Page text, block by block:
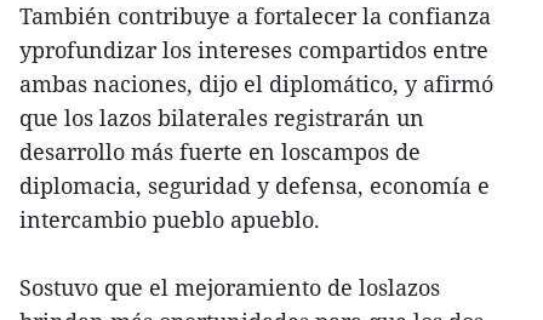
También contribuye a fortalecer la confianza
yprofundizar los intereses compartidos entre
ambas naciones, dijo el diplomático, y afirmó
que los lazos bilaterales registrarán un
desarrollo más fuerte en loscampos de
diplomacia, seguridad y defensa, economía e
intercambio pueblo apueblo.
Sostuvo que el mejoramiento de loslazos